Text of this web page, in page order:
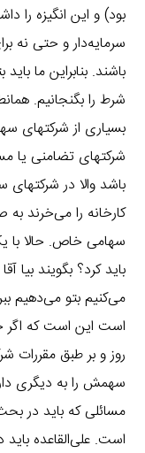
بود) و این انگیزه را
سرمایه‌دار و حتی نه
باشند. بنابراین ما
شرط را بگنجانیم.
بسیاری از شرکتهای
شرکتهای تضامنی یا
باشد والا در
کارخانه را می‌خرند
سهامی خاص. حالا
باید کرد؟ بگویند بیا
می‌کنیم بتو می‌دهیم
است این است که اگر
روز و بر طبق مقررات
سهمش را به دیگری
مسائلی که باید در
است. علی‌القاعده باید